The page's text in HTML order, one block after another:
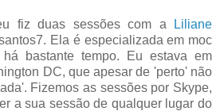
fiz duas sessões com a
Liliane
Ela é especializada em moc
bastante tempo. Eu estava em
DC, que apesar de 'perto' não
Fizemos as sessões por Skype,
a sua sessão de qualquer lugar do